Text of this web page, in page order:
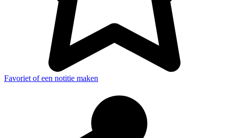
Favoriet of een notitie maken